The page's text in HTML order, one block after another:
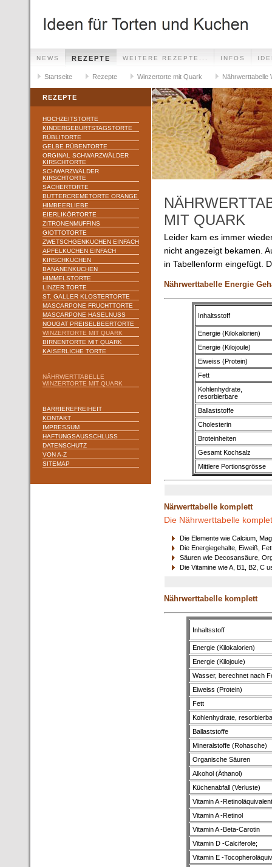
NEWS REZEPTE WEITERE REZEPTE... INFOS
Startseite Rezepte Winzertorte mit Quark Nährwerttabelle
REZEPTE
HOCHZEITSTORTE
KINDERGEBURTSTAGSTORTE
RÜBLITORTE
GELBE RÜBENTORTE
ORGINAL SCHWARZWÄLDER
KIRSCHTORTE
SCHWARZWÄLDER
KIRSCHTORTE
SACHERTORTE
BUTTERCREMETORTE ORANGE
HIMBEERLIEBE
EIERLIKÖRTORTE
ZITRONENMUFFINS
GIOTTOTORTE
ZWETSCHGENKUCHEN EINFACH
APFELKUCHEN EINFACH
KIRSCHKUCHEN
BANANENKUCHEN
HIMMELSTORTE
LINZER TORTE
ST. GALLER KLOSTERTORTE
MASCARPONE FRUCHTTORTE
MASCARPONE HASELNUSS
NOUGAT PREISELBEERTORTE
WINZERTORTE MIT QUARK
BIRNENTORTE MIT QUARK
KAISERLICHE TORTE
NÄHRWERTTABELLE
WINZERTORTE MIT QUARK
BARRIEREFREIHEIT
KONTAKT
IMPRESSUM
HAFTUNGSAUSSCHLUSS
DATENSCHUTZ
VON A-Z
SITEMAP
MIT QUARK
Leider kam es immer
nicht angezeigt bekamen.
in Tabellenform eingefügt.
Nährwerttabelle Energie
Inhaltsstoff
Energie (Kilokalorien)
Energie (Kilojoule)
Eiweiss (Protein)
Fett
Kohlenhydrate,
resorbierbare
Ballaststoffe
Cholesterin
Broteinheiten
Gesamt Kochsalz
Mittlere Portionsgrösse
Närwerttabelle komplett
Die Nährwerttabelle
Die Elemente wie Calcium,
Die Energiegehalte, Eiweiß,
Säuren wie Decosansäure,
Die Vitamine wie A, B1, B2, C
Nährwerttabelle komplett
Inhaltsstoff
Energie (Kilokalorien)
Energie (Kilojoule)
Wasser, berechnet nach
Eiweiss (Protein)
Fett
Kohlenhydrate,
Ballaststoffe
Mineralstoffe (Rohasche)
Organische Säuren
Alkohol (Äthanol)
Küchenabfall (Verluste)
Vitamin A -Retinoläquivalent
Vitamin A -Retinol
Vitamin A -Beta-Carotin
Vitamin D -Calciferole;
Vitamin E -